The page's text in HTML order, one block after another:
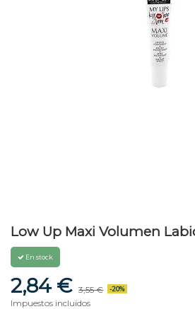
Low Up Maxi Volumen
En stock
2,84 € 3,55 € -20%
Impuestos incluidos